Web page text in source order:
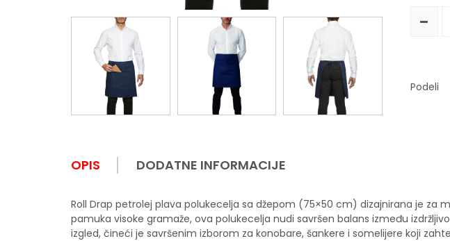
Podeli
OPIS DODATNE INFORMACIJE
Roll Drap petrolej plava polukecelja sa džepom (75×50 cm) dizajnirana je za
pamuka visoke gramaže, ova polukecelja nudi savršen balans između
izgled, čineći je savršenim izborom za konobare, šankere i somelijere koji